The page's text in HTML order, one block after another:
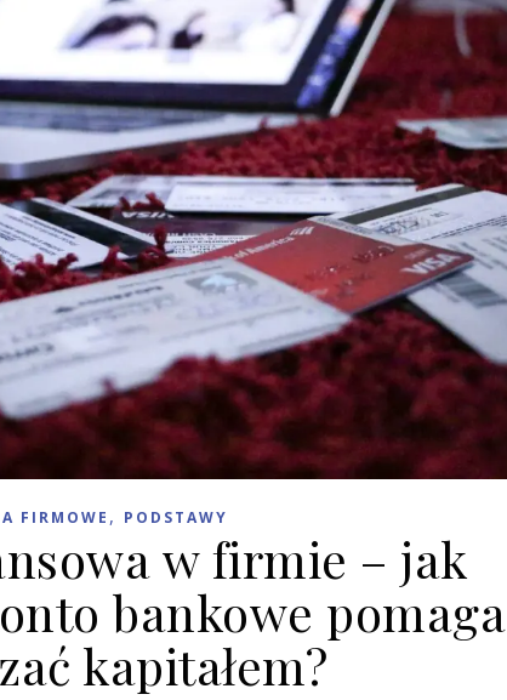
FIRMOWE , PODSTAWY
w firmie – jak
bankowe pomaga
kapitałem?